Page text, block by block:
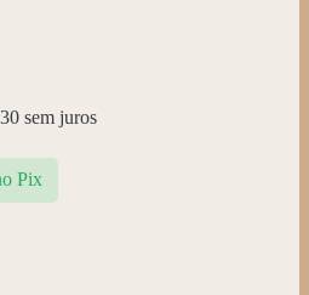
sem juros
Pix